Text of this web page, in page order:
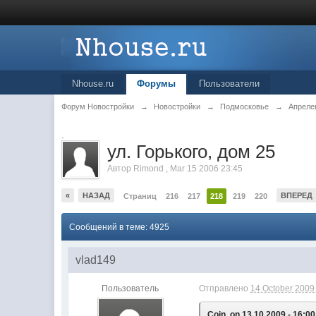
Nhouse.ru Форумы Пользователи
Форум Новостройки → Новостройки → Подмосковье →
.
ул. Горького, дом 25
Автор Rimond , Mar 15 2006 23:45
« НАЗАД Страниц 216 217 218 219 220 ВПЕРЕД
Сообщений в теме: 4925
vlad149
Пользователь Отправлено 14 October